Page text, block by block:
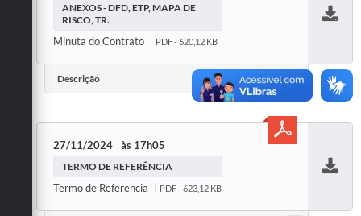
ANEXOS - DFD, ETP, MAPA DE
RISCO, TR.
Minuta do Contrato PDF - 620,12 KB
Descrição
27/11/2024 17h05
TERMO DE REFERÊNCIA
Termo de Referencia PDF - 623,12 KB